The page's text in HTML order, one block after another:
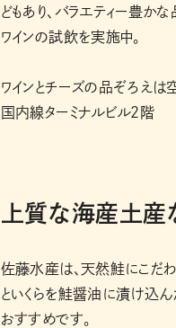
どもあり、バラエティー豊か
ワインの試飲を実施中。
ワインとチーズの品ぞろえは
国内線ターミナルビル２階
上質な海産土産
佐藤水産は、天然鮭にこだ
といくらを鮭醤油に漬け込ん
おすすめです。